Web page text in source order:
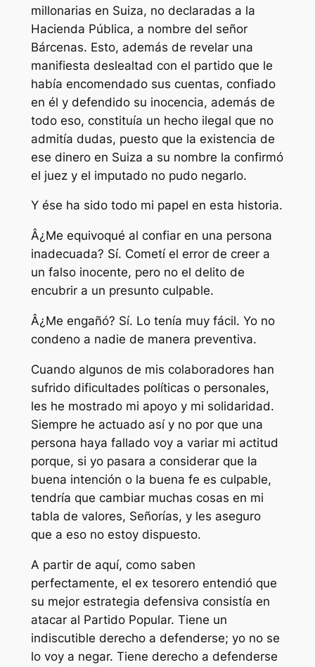
millonarias en Suiza, no declaradas a la
Hacienda Pública, a nombre del señor
Bárcenas. Esto, además de revelar una
manifiesta deslealtad con el partido que le
había encomendado sus cuentas, confiado
en él y defendido su inocencia, además de
todo eso, constituía un hecho ilegal que no
admitía dudas, puesto que la existencia de
ese dinero en Suiza a su nombre la confirmó
el juez y el imputado no pudo negarlo.
Y ése ha sido todo mi papel en esta historia.
Â¿Me equivoqué al confiar en una persona
inadecuada? Sí. Cometí el error de creer a
un falso inocente, pero no el delito de
encubrir a un presunto culpable.
Â¿Me engañó? Sí. Lo tenía muy fácil. Yo no
condeno a nadie de manera preventiva.
Cuando algunos de mis colaboradores han
sufrido dificultades políticas o personales,
les he mostrado mi apoyo y mi solidaridad.
Siempre he actuado así y no por que una
persona haya fallado voy a variar mi actitud
porque, si yo pasara a considerar que la
buena intención o la buena fe es culpable,
tendría que cambiar muchas cosas en mi
tabla de valores, Señorías, y les aseguro
que a eso no estoy dispuesto.
A partir de aquí, como saben
perfectamente, el ex tesorero entendió que
su mejor estrategia defensiva consistía en
atacar al Partido Popular. Tiene un
indiscutible derecho a defenderse; yo no se
lo voy a negar. Tiene derecho a defenderse